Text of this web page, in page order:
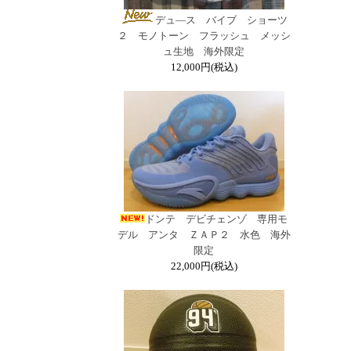
デュ―ス バイブ ショーツ
２ モノトーン フラッシュ メッシ
ュ生地 海外限定
12,000円(税込)
ドンテ デビチェンゾ 専用モ
デル アンタ ＺＡＰ２ 水色 海外
限定
22,000円(税込)